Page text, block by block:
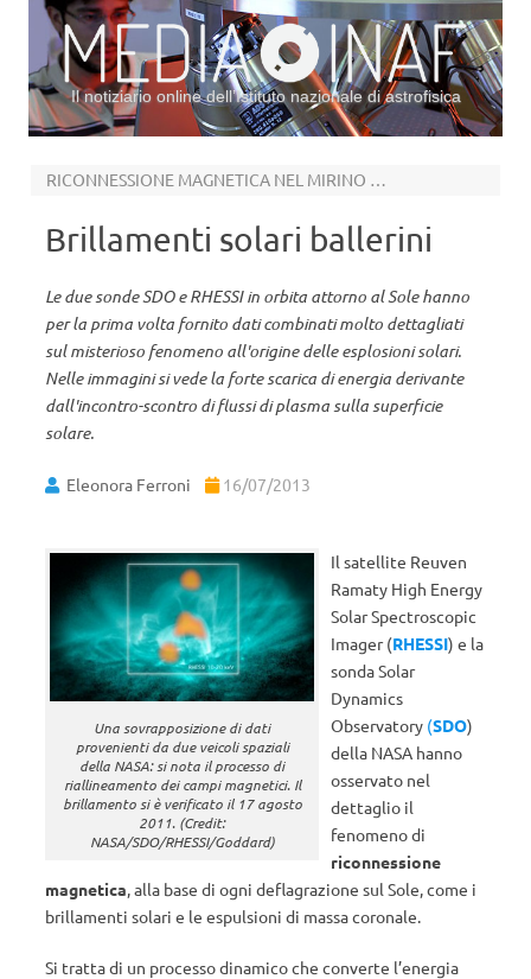
Il notiziario online dell’Istituto nazionale di astrofisica
RICONNESSIONE MAGNETICA NEL MIRINO DELLA NASA
Brillamenti solari ballerini
Le due sonde SDO e RHESSI in orbita attorno al Sole hanno
per la prima volta fornito dati combinati molto dettagliati
sul misterioso fenomeno all'origine delle esplosioni solari.
Nelle immagini si vede la forte scarica di energia derivante
dall'incontro-scontro di flussi di plasma sulla superficie
solare.
Eleonora Ferroni 16/07/2013
Una sovrapposizione di dati
provenienti da due veicoli spaziali
della NASA: si nota il processo di
riallineamento dei campi magnetici. Il
brillamento si è verificato il 17 agosto
2011. (Credit:
NASA/SDO/RHESSI/Goddard)
Il satellite Reuven
Ramaty High Energy
Solar Spectroscopic
Imager (RHESSI) e la
sonda Solar
Dynamics
Observatory (SDO)
della NASA hanno
osservato nel
dettaglio il
fenomeno di
riconnessione
magnetica, alla base di ogni deflagrazione sul Sole, come i
brillamenti solari e le espulsioni di massa coronale.
Si tratta di un processo dinamico che converte l’energia